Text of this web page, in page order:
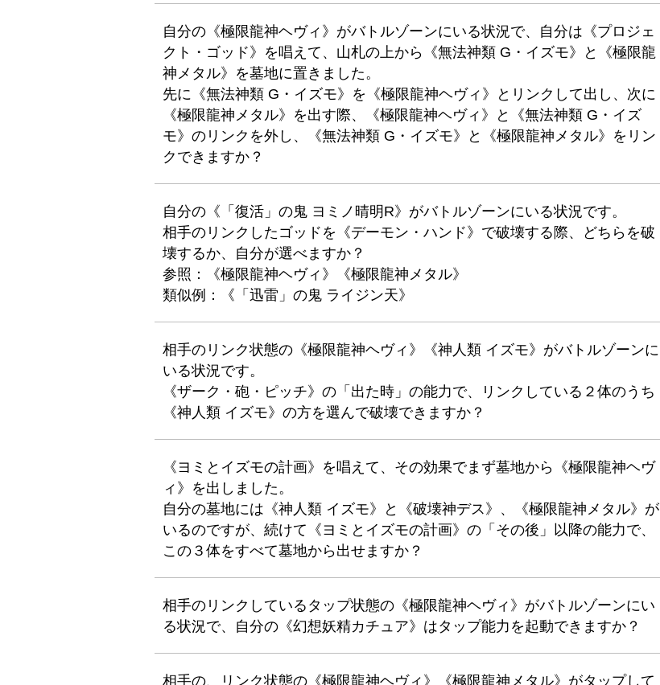
自分の《極限龍神ヘヴィ》がバトルゾーンにいる状況で、自分は《プロジェ
クト・ゴッド》を唱えて、山札の上から《無法神類 G・イズモ》と《極限龍
神メタル》を墓地に置きました。
先に《無法神類 G・イズモ》を《極限龍神ヘヴィ》とリンクして出し、次に
《極限龍神メタル》を出す際、《極限龍神ヘヴィ》と《無法神類 G・イズ
モ》のリンクを外し、《無法神類 G・イズモ》と《極限龍神メタル》をリン
クできますか？
自分の《「復活」の鬼 ヨミノ晴明R》がバトルゾーンにいる状況です。
相手のリンクしたゴッドを《デーモン・ハンド》で破壊する際、どちらを破
壊するか、自分が選べますか？
参照：《極限龍神ヘヴィ》《極限龍神メタル》
類似例：《「迅雷」の鬼 ライジン天》
相手のリンク状態の《極限龍神ヘヴィ》《神人類 イズモ》がバトルゾーンに
いる状況です。
《ザーク・砲・ピッチ》の「出た時」の能力で、リンクしている２体のうち
《神人類 イズモ》の方を選んで破壊できますか？
《ヨミとイズモの計画》を唱えて、その効果でまず墓地から《極限龍神ヘヴ
ィ》を出しました。
自分の墓地には《神人類 イズモ》と《破壊神デス》、《極限龍神メタル》が
いるのですが、続けて《ヨミとイズモの計画》の「その後」以降の能力で、
この３体をすべて墓地から出せますか？
相手のリンクしているタップ状態の《極限龍神ヘヴィ》がバトルゾーンにい
る状況で、自分の《幻想妖精カチュア》はタップ能力を起動できますか？
相手の、リンク状態の《極限龍神ヘヴィ》《極限龍神メタル》がタップして